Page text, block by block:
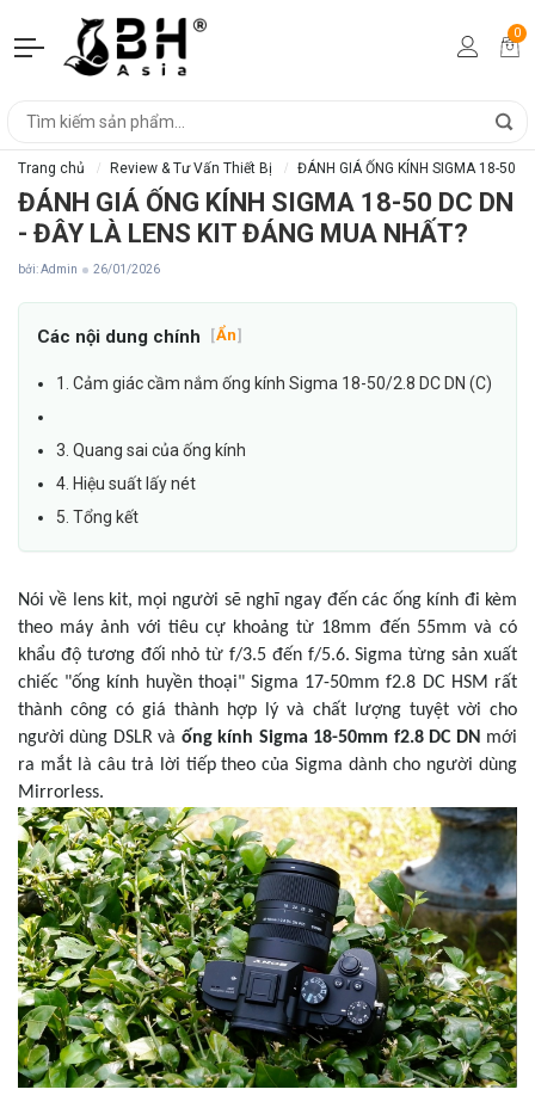
0
Trang chủ Review & Tư Vấn Thiết Bị ĐÁNH GIÁ ỐNG KÍNH SIGMA 18-50
ĐÁNH GIÁ ỐNG KÍNH SIGMA 18-50 DC DN
- ĐÂY LÀ LENS KIT ĐÁNG MUA NHẤT?
bởi: Admin 26/01/2026
Các nội dung chính [Ẩn]
1. Cảm giác cầm nắm ống kính Sigma 18-50/2.8 DC DN (C)
3. Quang sai của ống kính
4. Hiệu suất lấy nét
5. Tổng kết
Nói về lens kit, mọi người sẽ nghĩ ngay đến các ống kính đi kèm
theo máy ảnh với tiêu cự khoảng từ 18mm đến 55mm và có
khẩu độ tương đối nhỏ từ f/3.5 đến f/5.6. Sigma từng sản xuất
chiếc "ống kính huyền thoại" Sigma 17-50mm f2.8 DC HSM rất
thành công có giá thành hợp lý và chất lượng tuyệt vời cho
người dùng DSLR và ống kính Sigma 18-50mm f2.8 DC DN mới
ra mắt là câu trả lời tiếp theo của Sigma dành cho người dùng
Mirrorless.